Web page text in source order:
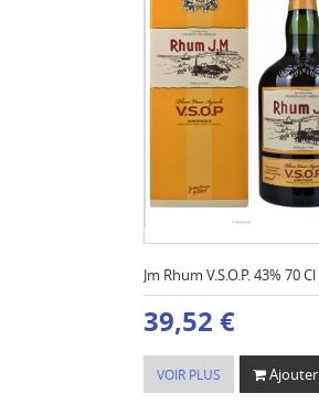
Jm Rhum V.S.O.P. 43% 70 Cl
39,52 €
VOIR PLUS Ajouter